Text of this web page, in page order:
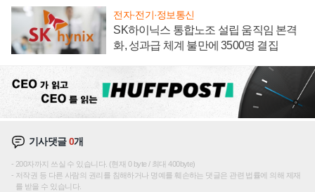
전자·전기·정보통신
SK하이닉스 통합노조 설립 움직임 본격
화, 성과급 체계 불만에 3500명 결집
기사댓글0개
200자까지 쓰실 수 있습니다. (현재 0 byte / 최대 400byte)
저작권 등 다른 사람의 권리를 침해하거나 명예를 훼손하는 댓글은 관련 법률에 의해 제재
를 받을 수 있습니다.